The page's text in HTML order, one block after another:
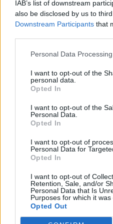
IAB’s list of downstream
also be disclosed by us to
Downstream Participants that
Personal Data
I want to opt-out of the
personal data.
Opted In
I want to opt-out of the
Personal Data.
Opted In
I want to opt-out of
Personal Data for
Opted In
I want to opt-out of
Retention, Sale, and/or
Personal Data that Is
Purposes for which it was
Opted Out
Ziele na kraterze. O
dowiedzieć dzięki
Ziele na kraterze –
związku Kinga i Mamy?
Dodaj komentarz
Komentarz